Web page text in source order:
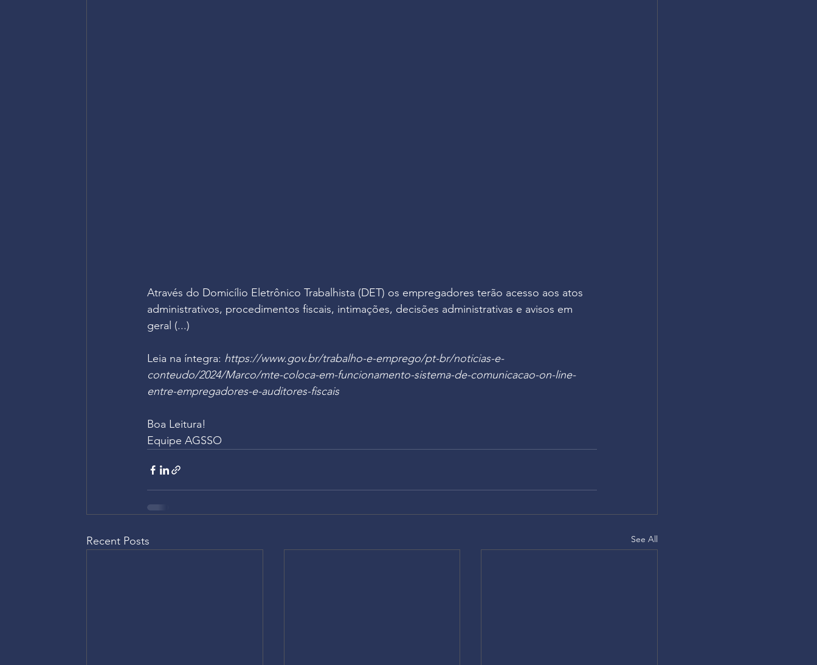
Através do Domicílio Eletrônico Trabalhista (DET) os empregadores terão acesso aos atos
administrativos, procedimentos fiscais, intimações, decisões administrativas e avisos em
geral (...)
Leia na íntegra: https://www.gov.br/trabalho-e-emprego/pt-br/noticias-e-
conteudo/2024/Marco/mte-coloca-em-funcionamento-sistema-de-comunicacao-on-line-
entre-empregadores-e-auditores-fiscais
Boa Leitura!
Equipe AGSSO
Recent Posts See All